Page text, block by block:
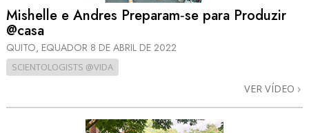
Mishelle e Andres Preparam‑se para Produzir
@casa
QUITO, EQUADOR 8 DE ABRIL DE 2022
SCIENTOLOGISTS @VIDA
VER VÍDEO